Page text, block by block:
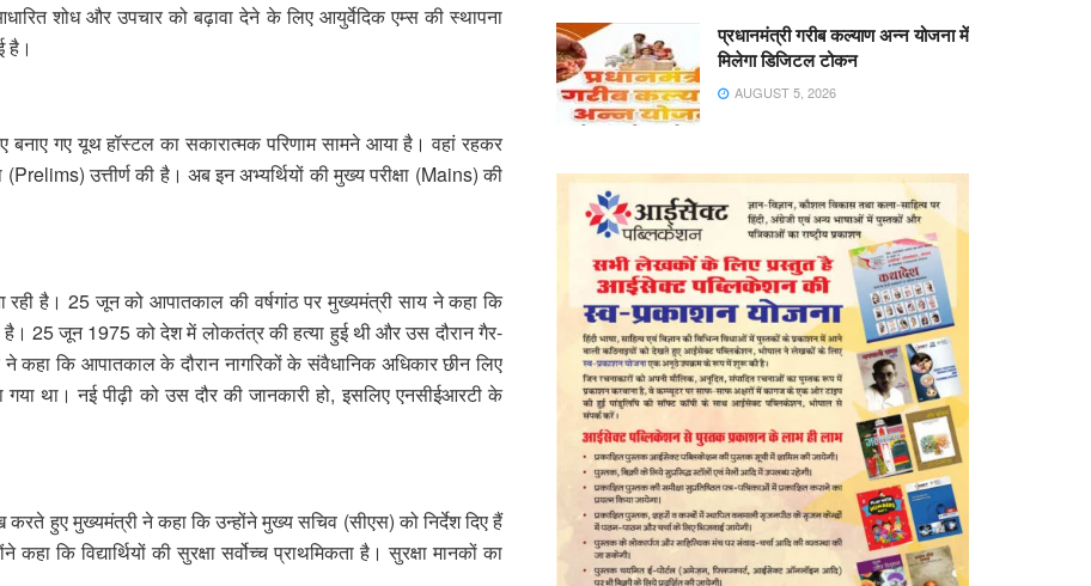
शोध और उपचार को बढ़ावा देने के लिए आयुर्वेदिक एम्स की स्थापना
है।
बनाए गए यूथ हॉस्टल का सकारात्मक परिणाम सामने आया है। वहां रहकर
(Prelims) उत्तीर्ण की है। अब इन अभ्यर्थियों की मुख्य परीक्षा (Mains) की
है। 25 जून को आपातकाल की वर्षगांठ पर मुख्यमंत्री साय ने कहा कि
है। 25 जून 1975 को देश में लोकतंत्र की हत्या हुई थी और उस दौरान गैर-
कहा कि आपातकाल के दौरान नागरिकों के संवैधानिक अधिकार छीन लिए
था। नई पीढ़ी को उस दौर की जानकारी हो, इसलिए एनसीईआरटी के
हुए मुख्यमंत्री ने कहा कि उन्होंने मुख्य सचिव (सीएस) को निर्देश दिए हैं
कि विद्यार्थियों की सुरक्षा सर्वोच्च प्राथमिकता है। सुरक्षा मानकों का
प्रधानमंत्री गरीब कल्याण अन्न योजना में
मिलेगा डिजिटल टोकन
AUGUST 5, 2026